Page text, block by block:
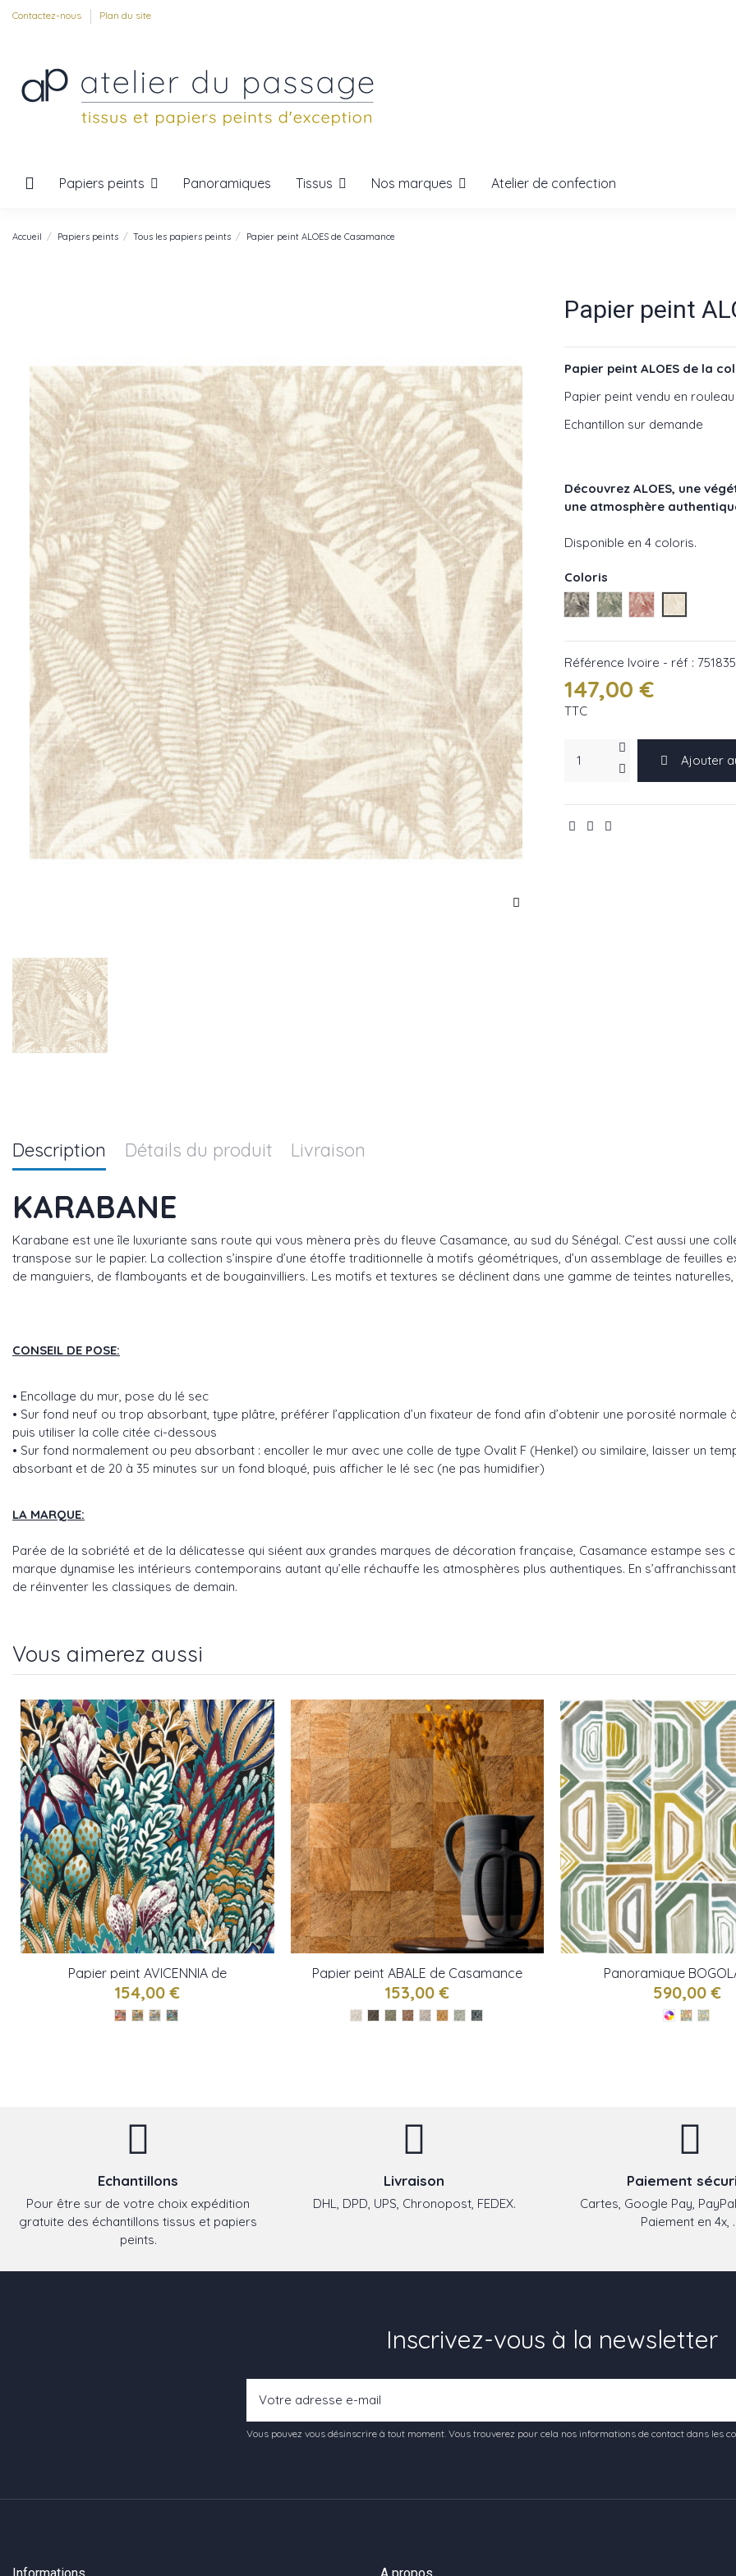
Contactez-nous Plan du site
Papiers peints Panoramiques Tissus Nos marques Atelier de confection
Accueil Papiers peints Tous les papiers peints Papier peint ALOES de Casamance
Papier peint
Papier peint ALOES de la
Papier peint vendu en rouleau
Echantillon sur demande
Découvrez ALOES, une
une atmosphère
Disponible en 4 coloris.
Coloris
Noir - réf : 75183886
Vert - réf : 75183784
Terracotta - réf :
Ivoire - réf
Référence Ivoire - réf :
147,00 €
TTC
Ajouter
Description Détails du produit Livraison
KARABANE
Karabane est une île luxuriante sans route qui vous mènera près du fleuve Casamance, au sud du Sénégal. C’est aussi une
transpose sur le papier. La collection s’inspire d’une étoffe traditionnelle à motifs géométriques, d’un assemblage de feuilles
de manguiers, de flamboyants et de bougainvilliers. Les motifs et textures se déclinent dans une gamme de teintes
CONSEIL DE POSE:
• Encollage du mur, pose du lé sec
• Sur fond neuf ou trop absorbant, type plâtre, préférer l’application d’un fixateur de fond afin d’obtenir une porosité
puis utiliser la colle citée ci-dessous
• Sur fond normalement ou peu absorbant : encoller le mur avec une colle de type Ovalit F (Henkel) ou similaire, laisser un
absorbant et de 20 à 35 minutes sur un fond bloqué, puis afficher le lé sec (ne pas humidifier)
LA MARQUE:
Parée de la sobriété et de la délicatesse qui siéent aux grandes marques de décoration française, Casamance estampe ses
marque dynamise les intérieurs contemporains autant qu’elle réchauffe les atmosphères plus authentiques. En
de réinventer les classiques de demain.
Vous aimerez aussi
Papier peint AVICENNIA de
Casamance
154,00 €
Papier peint ABALE de Casamance
153,00 €
Panoramique
Casamance
590,00 €
Echantillons
Pour être sur de votre choix expédition
gratuite des échantillons tissus et papiers
peints.
Livraison
DHL, DPD, UPS, Chronopost, FEDEX.
Paiement
Cartes, Google Pay,
Paiement en 4x,
Inscrivez-vous à la newsletter
Vous pouvez vous désinscrire à tout moment. Vous trouverez pour cela nos informations de contact dans les